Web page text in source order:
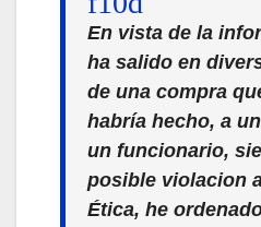
En vista de la
ha salido en
de una compra
habría hecho, a
un funcionario,
posible violacion
Ética, he